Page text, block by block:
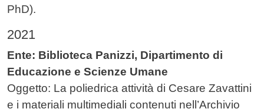
PhD).
2021
Ente: Biblioteca Panizzi, Dipartimento di
Educazione e Scienze Umane
Oggetto: La poliedrica attività di Cesare Zavattini
e i materiali multimediali contenuti nell’Archivio